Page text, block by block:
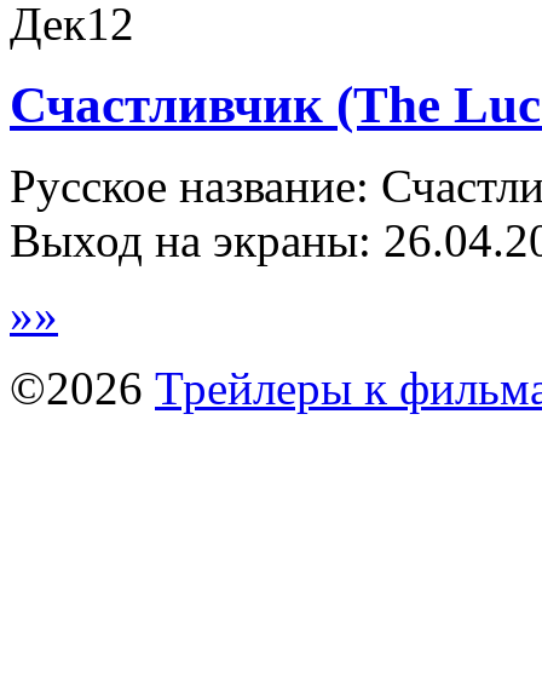
Дек12
Счастливчик (The
Русское название:
Выход на экраны:
»»
©2026 Трейлеры к